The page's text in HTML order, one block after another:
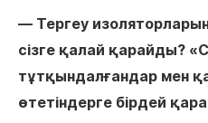
― Тергеу
сізге қалай қарайды?
тұтқындалғандар мен
өтетіндерге бірдей